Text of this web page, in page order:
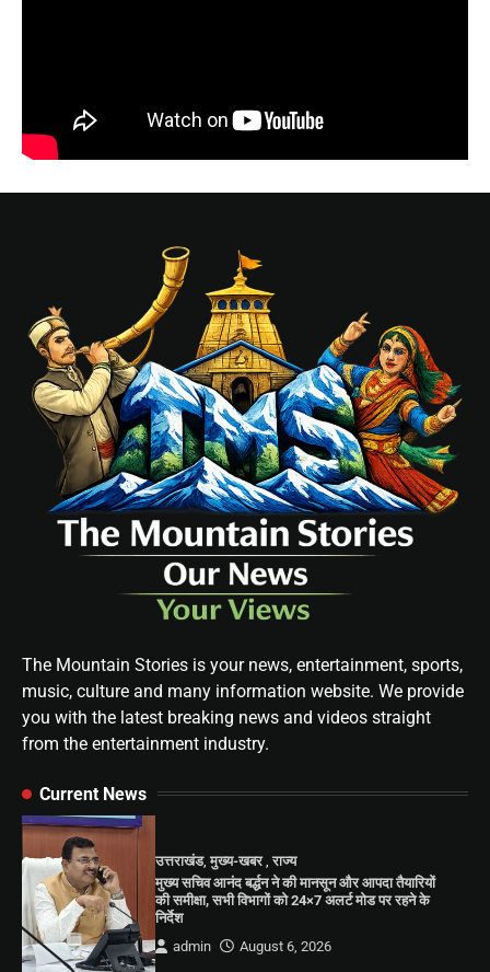
The Mountain Stories is your news, entertainment, sports,
music, culture and many information website. We provide
you with the latest breaking news and videos straight
from the entertainment industry.
Current News
उत्तराखंड,मुख्य-खबर,राज्य
मुख्य सचिव आनंद बर्द्धन ने की मानसून और आपदा तैयारियों
की समीक्षा, सभी विभागों को 24×7 अलर्ट मोड पर रहने के
निर्देश
admin
August 6, 2026